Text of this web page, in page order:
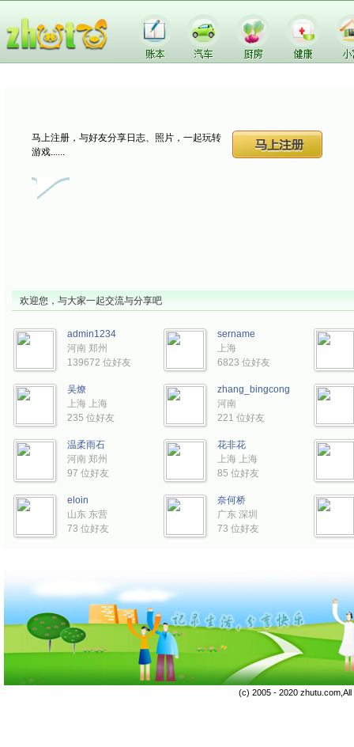
马上注册，与好友分享日志、照片，一起玩转
游戏......
欢迎您，与大家一起交流与分享吧
admin1234
河南 郑州
139672 位好友
sername
上海
6823 位好友
吴燎
上海 上海
235 位好友
zhang_bingcong
河南
221 位好友
温柔雨石
河南 郑州
97 位好友
花非花
上海 上海
85 位好友
eloin
山东 东营
73 位好友
奈何桥
广东 深圳
73 位好友
(c) 2005 - 2020